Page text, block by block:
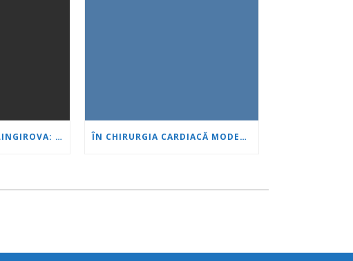
PROF. NATALIA CHILINGIROVA: PACIENȚII NOȘTRI SUNT EROI, IAR NOI ÎI AJUTĂM SĂ FACĂ FAȚĂ MAI RAPID ȘI MAI UȘOR ÎN CHIRURGIA CARDIACĂ MODERNĂ MINIM INVAZIVĂ, VÂRSTA ESTE DOAR UN NUMĂR